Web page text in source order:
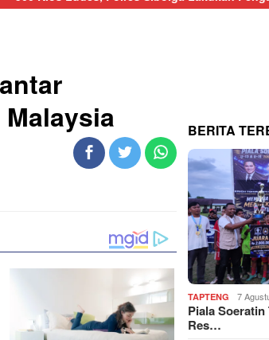
BERITA
TAPTENG 7
Piala Soeratin
Res…